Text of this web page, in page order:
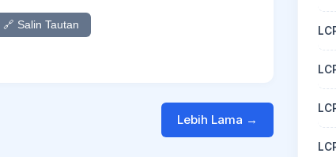
🔗 Salin Tautan
Lebih Lama →